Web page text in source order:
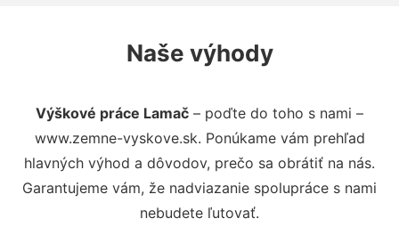
Naše výhody
Výškové práce Lamač – poďte do toho s nami –
www.zemne-vyskove.sk. Ponúkame vám prehľad
hlavných výhod a dôvodov, prečo sa obrátiť na nás.
Garantujeme vám, že nadviazanie spolupráce s nami
nebudete ľutovať.